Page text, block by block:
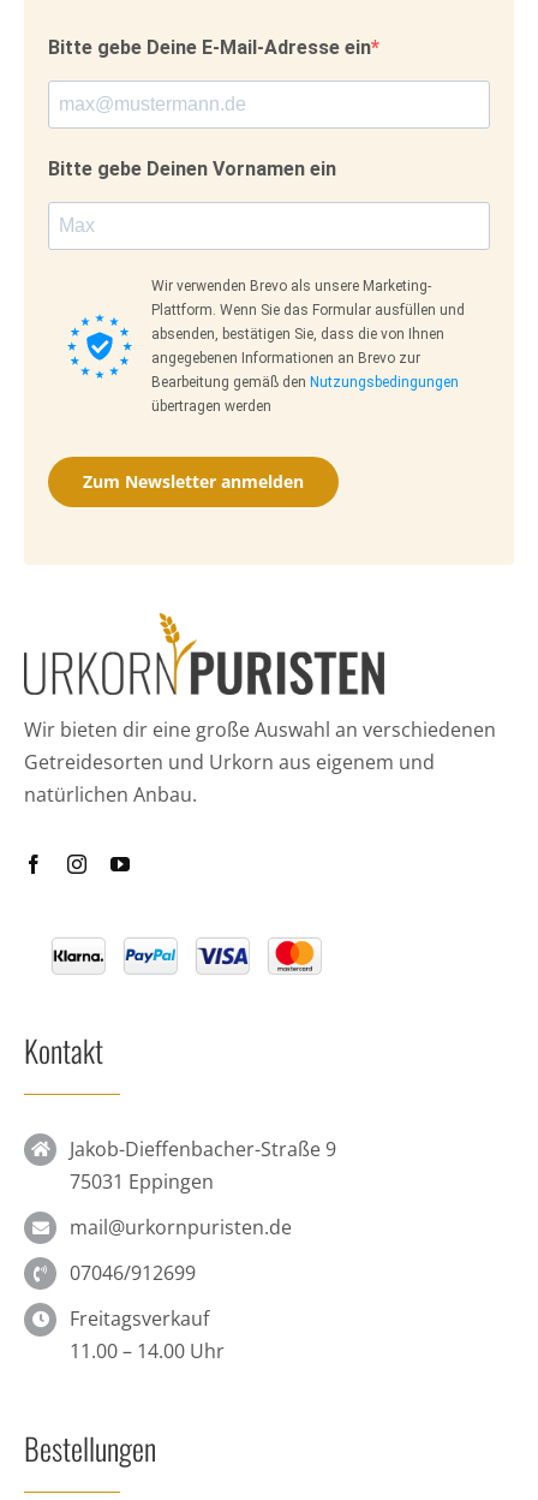
Bitte gebe Deine E-Mail-Adresse ein
Bitte gebe Deinen Vornamen ein
Wir verwenden Brevo als unsere Marketing-
Plattform. Wenn Sie das Formular ausfüllen und
absenden, bestätigen Sie, dass die von Ihnen
angegebenen Informationen an Brevo zur
Bearbeitung gemäß den Nutzungsbedingungen
übertragen werden
Zum Newsletter anmelden
Wir bieten dir eine große Auswahl an verschiedenen
Getreidesorten und Urkorn aus eigenem und
natürlichen Anbau.
Kontakt
Jakob-Dieffenbacher-Straße 9
75031 Eppingen
mail@urkornpuristen.de
07046/912699
Freitagsverkauf
11.00 – 14.00 Uhr
Bestellungen